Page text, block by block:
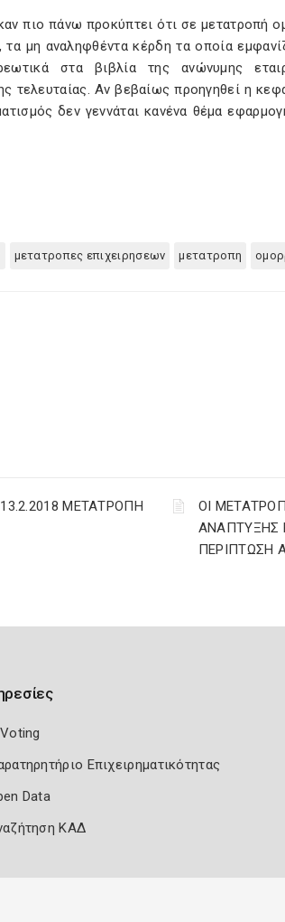
πάνω προκύπτει ότι σε μετατροπή
τα μη αναληφθέντα κέρδη τα οποία
στα βιβλία της ανώνυμης
τελευταίας. Αν βεβαίως προηγηθεί η
δεν γεννάται κανένα θέμα
μετατροπες επιχειρησεων μετατροπη
ΜΕΤΑΤΡΟΠΗ
ΟΙ
ΑΝΑΠΤΥΞΗΣ
ΠΕΡΙΠΤΩΣΗ
Επιχειρηματικότητας
Data
ΚΑΔ